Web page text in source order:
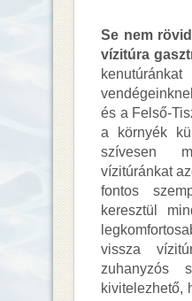
Se nem
vízitúra
és a Felső-
a környék
szívesen
vízitúránkat
fontos
keresztül
vissza
zuhanyzós
kivitelezhető,